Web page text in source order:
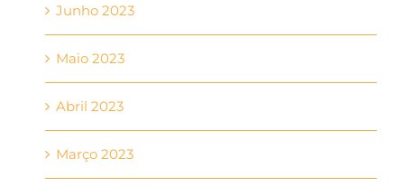
Junho 2023
Maio 2023
Abril 2023
Março 2023